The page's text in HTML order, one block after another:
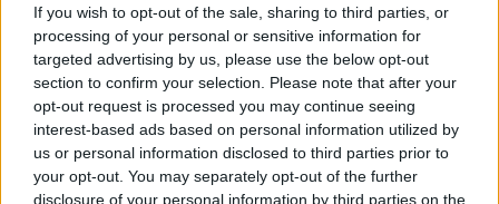
If you wish to opt-out of the sale, sharing to third parties, or
processing of your personal or sensitive information for
targeted advertising by us, please use the below opt-out
section to confirm your selection. Please note that after your
opt-out request is processed you may continue seeing
interest-based ads based on personal information utilized by
us or personal information disclosed to third parties prior to
your opt-out. You may separately opt-out of the further
disclosure of your personal information by third parties on the
ΔΕΙΤΕ ΟΛΕΣ ΤΙΣ ΕΙΔΗΣΕΙΣ
ΤΑ ΠΙΟ ΔΗΜΟΦΙΛΗ